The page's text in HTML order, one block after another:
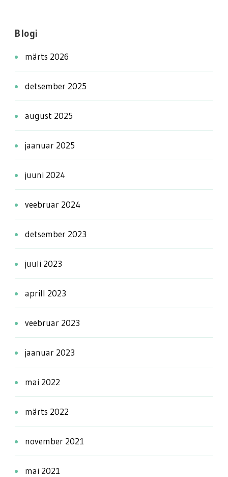
Blogi
märts 2026
detsember 2025
august 2025
jaanuar 2025
juuni 2024
veebruar 2024
detsember 2023
juuli 2023
aprill 2023
veebruar 2023
jaanuar 2023
mai 2022
märts 2022
november 2021
mai 2021